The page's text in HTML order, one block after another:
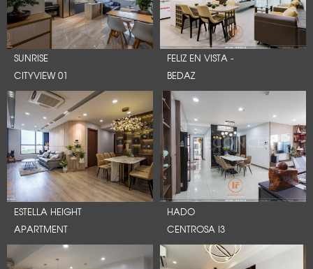
SUNRISE
CITYVIEW 01
FELIZ EN VISTA -
BEDAZ
ESTELLA HEIGHT
APARTMENT
HADO
CENTROSA I3